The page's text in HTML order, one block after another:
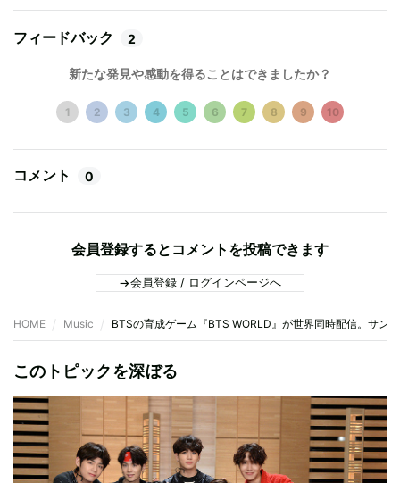
フィードバック 2
新たな発見や感動を得ることはできましたか？
1 2 3 4 5 6 7 8 9 10
コメント 0
会員登録するとコメントを投稿できます
会員登録 / ログインページへ
HOME Music BTSの育成ゲーム『BTS WORLD』が世界同時配信。サン
このトピックを深ぼる